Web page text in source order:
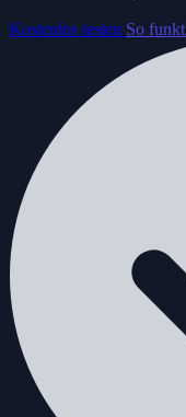
Kostenlos testen So